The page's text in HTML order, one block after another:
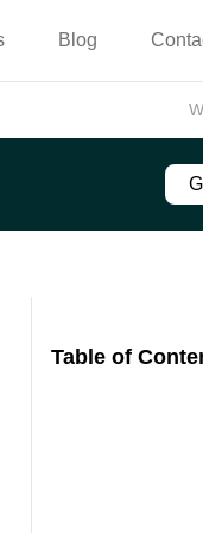
Blog
Table of